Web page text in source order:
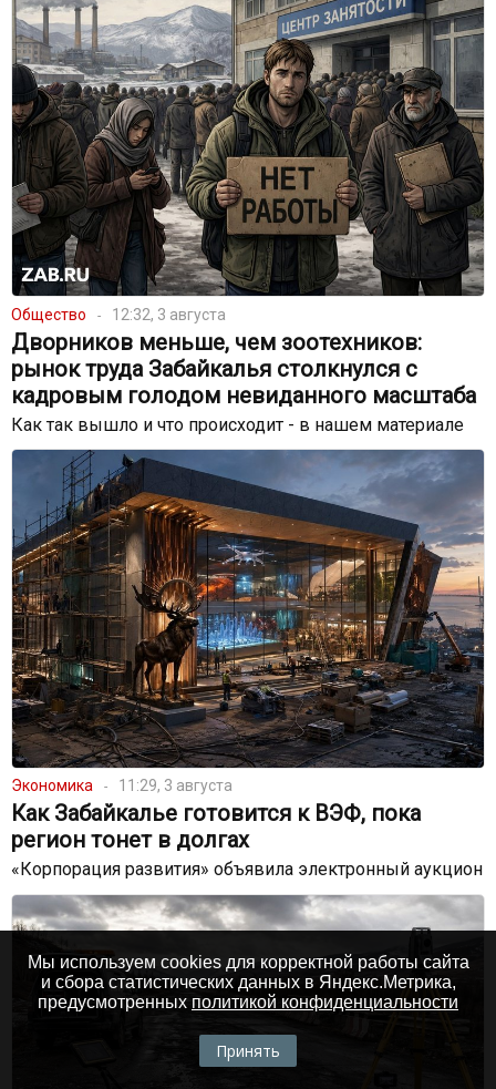
Общество 12:32, 3 августа
Дворников меньше, чем зоотехников:
рынок труда Забайкалья столкнулся с
кадровым голодом невиданного масштаба
Как так вышло и что происходит - в нашем материале
Экономика 11:29, 3 августа
Как Забайкалье готовится к ВЭФ, пока
регион тонет в долгах
«Корпорация развития» объявила электронный аукцион
Мы используем cookies для корректной работы сайта
и сбора статистических данных в Яндекс.Метрика,
предусмотренных политикой конфиденциальности
Принять